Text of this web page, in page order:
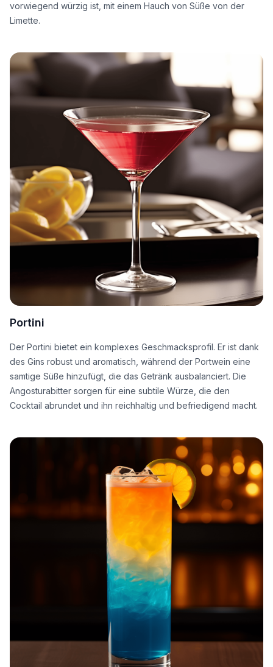
vorwiegend würzig ist, mit einem Hauch von Süße von der
Limette.
Portini
Der Portini bietet ein komplexes Geschmacksprofil. Er ist dank
des Gins robust und aromatisch, während der Portwein eine
samtige Süße hinzufügt, die das Getränk ausbalanciert. Die
Angosturabitter sorgen für eine subtile Würze, die den
Cocktail abrundet und ihn reichhaltig und befriedigend macht.